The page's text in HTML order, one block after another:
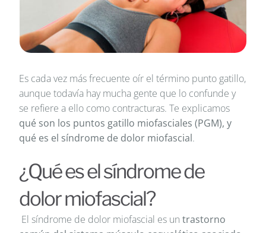
Es cada vez más frecuente oír el término punto gatillo,
aunque todavía hay mucha gente que lo confunde y
se refiere a ello como contracturas. Te explicamos
qué son los puntos gatillo miofasciales (PGM), y
qué es el síndrome de dolor miofascial.
¿Qué es el síndrome de
dolor miofascial?
El síndrome de dolor miofascial es un trastorno